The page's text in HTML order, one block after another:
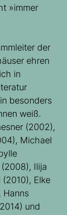
»immer
der
ehren
in
besonders
weiß.
(2002),
Michael
Ilija
Elke
Hanns
und